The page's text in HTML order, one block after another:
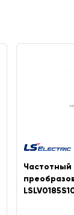
Частотный